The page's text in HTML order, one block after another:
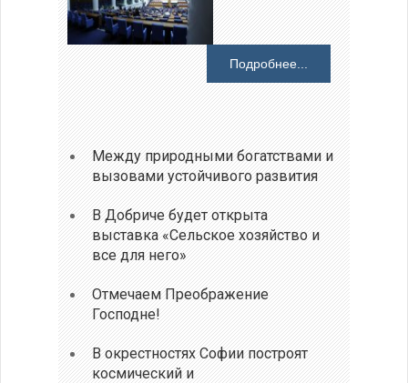
Подробнее...
Между природными богатствами и
вызовами устойчивого развития
В Добриче будет открыта
выставка «Сельское хозяйство и
все для него»
Отмечаем Преображение
Господне!
В окрестностях Софии построят
космический и